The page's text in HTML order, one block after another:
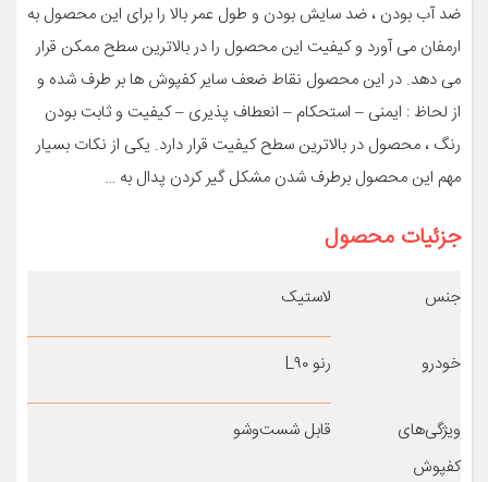
ضد آب بودن ، ضد سایش بودن و طول عمر بالا را برای این محصول به
ارمفان می آورد و کیفیت این محصول را در بالاترین سطح ممکن قرار
می دهد. در این محصول نقاط ضعف سایر کفپوش ها بر طرف شده و
از لحاظ : ایمنی – استحکام – انعطاف پذیری – کیفیت و ثابت بودن
رنگ ، محصول در بالاترین سطح کیفیت قرار دارد. یکی از نکات بسیار
مهم این محصول برطرف شدن مشکل گیر کردن پدال به …
جزئیات محصول
جنس لاستیک
خودرو رنو L۹۰
ویژگی‌های
کفپوش
قابل شست‌وشو